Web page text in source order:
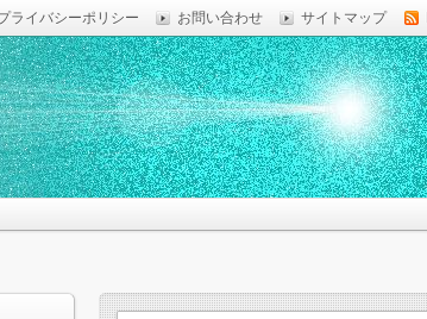
ライバシーポリシー お問い合わせ サイトマップ
います。